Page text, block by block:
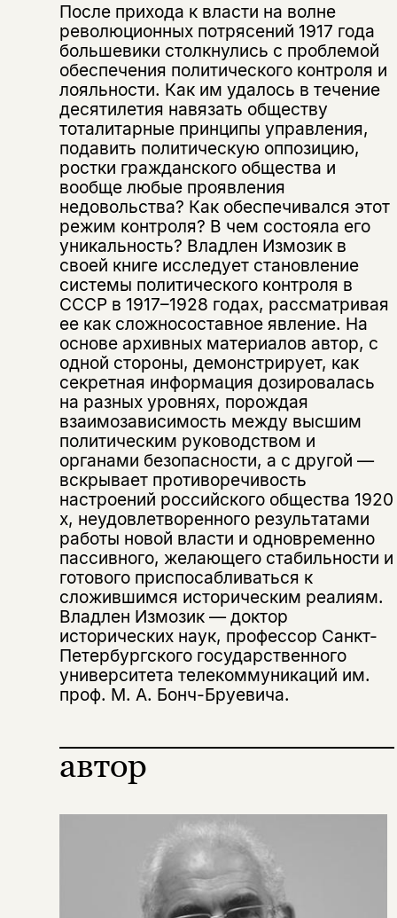
После прихода к власти на волне
революционных потрясений 1917 года
большевики столкнулись с проблемой
обеспечения политического контроля и
лояльности. Как им удалось в течение
десятилетия навязать обществу
тоталитарные принципы управления,
подавить политическую оппозицию,
ростки гражданского общества и
вообще любые проявления
недовольства? Как обеспечивался этот
режим контроля? В чем состояла его
уникальность? Владлен Измозик в
своей книге исследует становление
системы политического контроля в
СССР в 1917–1928 годах, рассматривая
ее как сложносоставное явление. На
основе архивных материалов автор, с
одной стороны, демонстрирует, как
секретная информация дозировалась
на разных уровнях, порождая
взаимозависимость между высшим
политическим руководством и
органами безопасности, а с другой —
вскрывает противоречивость
настроений российского общества 1920
х, неудовлетворенного результатами
работы новой власти и одновременно
пассивного, желающего стабильности и
готового приспосабливаться к
сложившимся историческим реалиям.
Владлен Измозик — доктор
исторических наук, профессор Санкт-
Петербургского государственного
университета телекоммуникаций им.
проф. М. А. Бонч-Бруевича.
автор
Поделиться
Подписка на рассылку
Раз в неделю мы отправляем рассылку
о книгах и событиях «НЛО».
За подписку дарим промокод на
скидку 15%
Я соглашаюсь сПолитикой конфиденциальности
подписаться
Этой книги временно
нет в продаже.
Вы можете подписаться на
уведомления, и при поступлении книги
на склад получить письмо на указанный
электронный адрес.
подписаться
Эта книга
несовершеннолетних
вам уже исполнилось 18 лет?
да
нет, вернуться назад